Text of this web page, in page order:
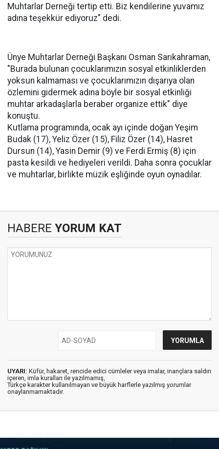
Muhtarlar Derneği tertip etti. Biz kendilerine yuvamız
adına teşekkür ediyoruz" dedi.
Ünye Muhtarlar Derneği Başkanı Osman Sarıkahraman,
"Burada bulunan çocuklarımızın sosyal etkinliklerden
yoksun kalmaması ve çocuklarımızın dışarıya olan
özlemini gidermek adına böyle bir sosyal etkinliği
muhtar arkadaşlarla beraber organize ettik" diye
konuştu.
Kutlama programında, ocak ayı içinde doğan Yeşim
Budak (17), Yeliz Özer (15), Filiz Özer (14), Hasret
Dursun (14), Yasin Demir (9) ve Ferdi Ermiş (8) için
pasta kesildi ve hediyeleri verildi. Daha sonra çocuklar
ve muhtarlar, birlikte müzik eşliğinde oyun oynadılar.
HABERE YORUM KAT
UYARI: Küfür, hakaret, rencide edici cümleler veya imalar, inançlara saldırı
içeren, imla kuralları ile yazılmamış,
Türkçe karakter kullanılmayan ve büyük harflerle yazılmış yorumlar
onaylanmamaktadır.